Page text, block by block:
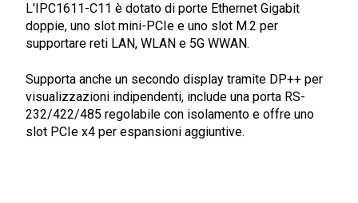
L'IPC1611-C11 è dotato di porte Ethernet Gigabit
doppie, uno slot mini-PCIe e uno slot M.2 per
supportare reti LAN, WLAN e 5G WWAN.
Supporta anche un secondo display tramite DP++ per
visualizzazioni indipendenti, include una porta RS-
232/422/485 regolabile con isolamento e offre uno
slot PCIe x4 per espansioni aggiuntive.